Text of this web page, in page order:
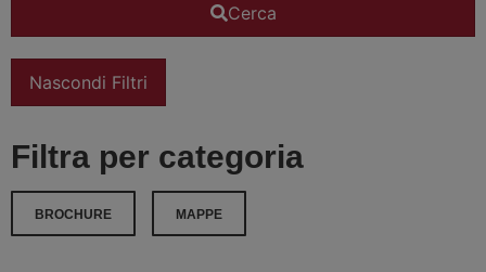
Cerca
Nascondi Filtri
Filtra per categoria
BROCHURE MAPPE